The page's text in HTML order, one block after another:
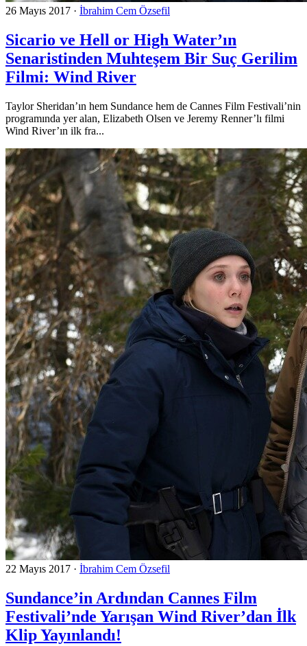
26 Mayıs 2017 · İbrahim Cem Özsefil
Sicario ve Hell or High Water’ın
Senaristinden Muhteşem Bir Suç Gerilim
Filmi: Wind River
Taylor Sheridan’ın hem Sundance hem de Cannes Film Festivali’nin
programında yer alan, Elizabeth Olsen ve Jeremy Renner’lı filmi
Wind River’ın ilk fra...
22 Mayıs 2017 · İbrahim Cem Özsefil
Sundance’in Ardından Cannes Film
Festivali’nde Yarışan Wind River’dan İlk
Klip Yayınlandı!